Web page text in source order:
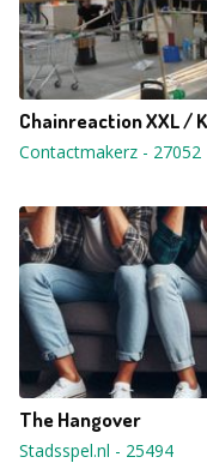
Chainreaction XXL /
Contactmakerz - 27052
The Hangover
Stadsspel.nl - 25494